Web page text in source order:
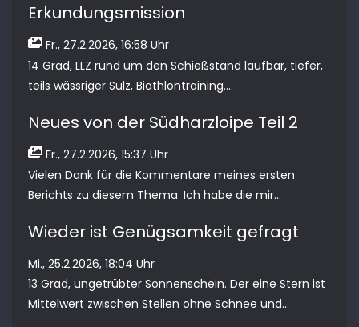
Erkundungsmission
Fr., 27.2.2026, 16:58 Uhr
14 Grad, LLZ rund um den Schießstand laufbar, tiefer,
teils wässriger Sulz, Biathlontraining....
Neues von der Südharzloipe Teil 2
Fr., 27.2.2026, 15:37 Uhr
Vielen Dank für die Kommentare meines ersten
Berichts zu diesem Thema. Ich habe die mir...
Wieder ist Genügsamkeit gefragt
Mi., 25.2.2026, 18:04 Uhr
13 Grad, ungetrübter Sonnenschein. Der eine Stern ist
Mittelwert zwischen Stellen ohne Schnee und...